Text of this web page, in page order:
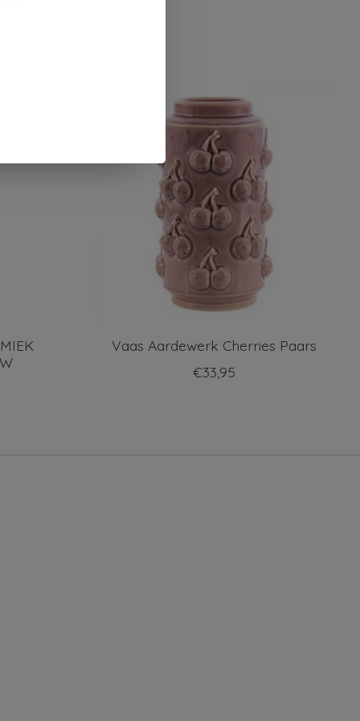
Vaas Aardewerk Cherries Paars
€33,95